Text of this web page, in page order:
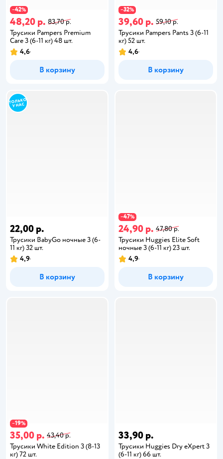
−42%
48,20 р. 83,70 р.
Трусики Pampers Premium
Care 3 (6-11 кг) 48 шт.
4,6
В корзину
−32%
39,60 р. 59,10 р.
Трусики Pampers Pants 3 (6-11
кг) 52 шт.
4,6
В корзину
22,00 р.
Трусики BabyGo ночные 3 (6-
11 кг) 32 шт.
4,9
В корзину
−47%
24,90 р. 47,80 р.
Трусики Huggies Elite Soft
ночные 3 (6-11 кг) 23 шт.
4,9
В корзину
−19%
35,00 р. 43,40 р.
Трусики White Edition 3 (8-13
кг) 72 шт.
33,90 р.
Трусики Huggies Dry eXpert 3
(6-11 кг) 66 шт.